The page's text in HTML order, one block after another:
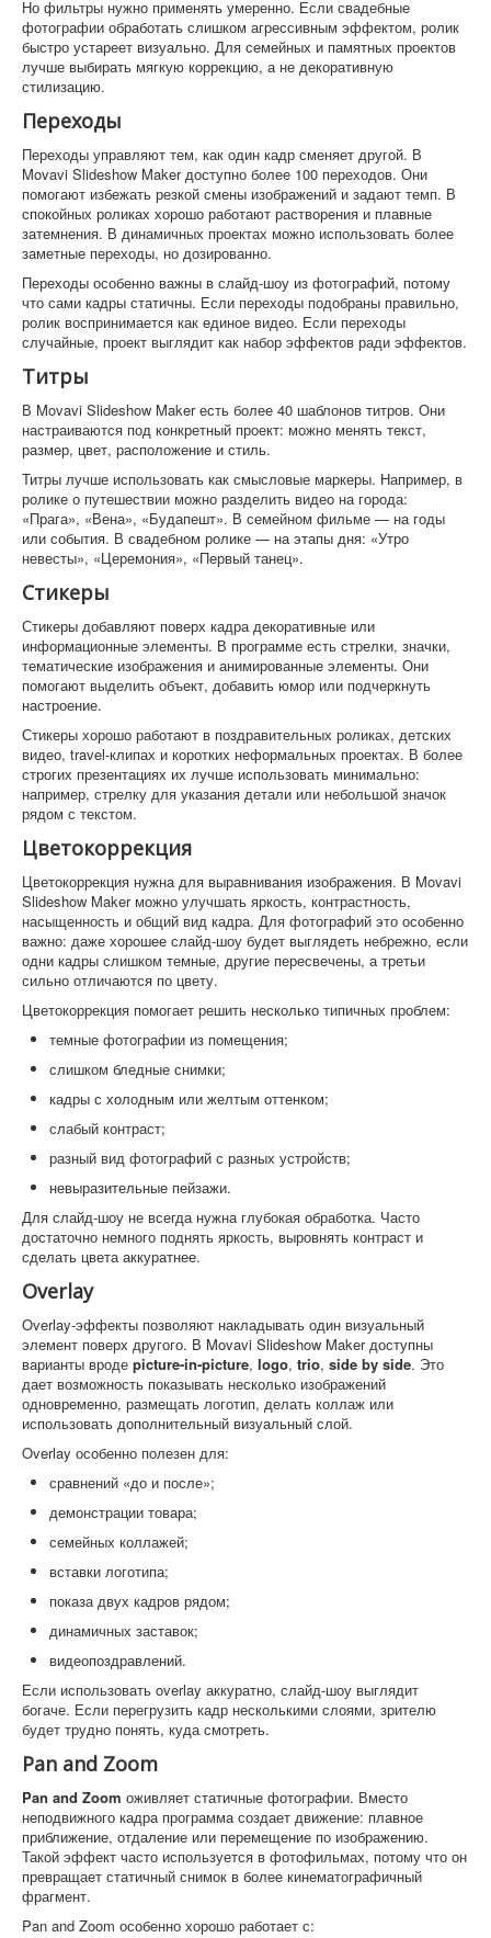
Но фильтры нужно применять умеренно. Если свадебные
фотографии обработать слишком агрессивным эффектом, ролик
быстро устареет визуально. Для семейных и памятных проектов
лучше выбирать мягкую коррекцию, а не декоративную
стилизацию.
Переходы
Переходы управляют тем, как один кадр сменяет другой. В
Movavi Slideshow Maker доступно более 100 переходов. Они
помогают избежать резкой смены изображений и задают темп. В
спокойных роликах хорошо работают растворения и плавные
затемнения. В динамичных проектах можно использовать более
заметные переходы, но дозированно.
Переходы особенно важны в слайд-шоу из фотографий, потому
что сами кадры статичны. Если переходы подобраны правильно,
ролик воспринимается как единое видео. Если переходы
случайные, проект выглядит как набор эффектов ради эффектов.
Титры
В Movavi Slideshow Maker есть более 40 шаблонов титров. Они
настраиваются под конкретный проект: можно менять текст,
размер, цвет, расположение и стиль.
Титры лучше использовать как смысловые маркеры. Например, в
ролике о путешествии можно разделить видео на города:
«Прага», «Вена», «Будапешт». В семейном фильме — на годы
или события. В свадебном ролике — на этапы дня: «Утро
невесты», «Церемония», «Первый танец».
Стикеры
Стикеры добавляют поверх кадра декоративные или
информационные элементы. В программе есть стрелки, значки,
тематические изображения и анимированные элементы. Они
помогают выделить объект, добавить юмор или подчеркнуть
настроение.
Стикеры хорошо работают в поздравительных роликах, детских
видео, travel-клипах и коротких неформальных проектах. В более
строгих презентациях их лучше использовать минимально:
например, стрелку для указания детали или небольшой значок
рядом с текстом.
Цветокоррекция
Цветокоррекция нужна для выравнивания изображения. В Movavi
Slideshow Maker можно улучшать яркость, контрастность,
насыщенность и общий вид кадра. Для фотографий это особенно
важно: даже хорошее слайд-шоу будет выглядеть небрежно, если
одни кадры слишком темные, другие пересвечены, а третьи
сильно отличаются по цвету.
Цветокоррекция помогает решить несколько типичных проблем:
темные фотографии из помещения;
слишком бледные снимки;
кадры с холодным или желтым оттенком;
слабый контраст;
разный вид фотографий с разных устройств;
невыразительные пейзажи.
Для слайд-шоу не всегда нужна глубокая обработка. Часто
достаточно немного поднять яркость, выровнять контраст и
сделать цвета аккуратнее.
Overlay
Overlay-эффекты позволяют накладывать один визуальный
элемент поверх другого. В Movavi Slideshow Maker доступны
варианты вроде picture-in-picture, logo, trio, side by side. Это
дает возможность показывать несколько изображений
одновременно, размещать логотип, делать коллаж или
использовать дополнительный визуальный слой.
Overlay особенно полезен для:
сравнений «до и после»;
демонстрации товара;
семейных коллажей;
вставки логотипа;
показа двух кадров рядом;
динамичных заставок;
видеопоздравлений.
Если использовать overlay аккуратно, слайд-шоу выглядит
богаче. Если перегрузить кадр несколькими слоями, зрителю
будет трудно понять, куда смотреть.
Pan and Zoom
Pan and Zoom оживляет статичные фотографии. Вместо
неподвижного кадра программа создает движение: плавное
приближение, отдаление или перемещение по изображению.
Такой эффект часто используется в фотофильмах, потому что он
превращает статичный снимок в более кинематографичный
фрагмент.
Pan and Zoom особенно хорошо работает с: